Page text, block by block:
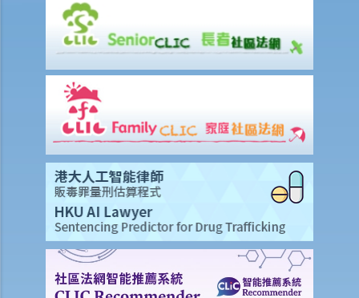
10. 进入或逗留在会议厅范围的人的罪行（《立法会（权力及特权）条
例》第20条）
11. 公众滋扰
12. 游荡（第200章《刑事罪行条例》第160条）
13. 刑事藐视法庭
14. 煽动意图（《维护国家安全条例》第24条）
B. 涉及攻击性武器及禁制物品的罪行
1. 在公众地方管有攻击性武器（《公安条例》第33条）
2. 有所意图管有攻击性武器等（《简易程序治罪条例》第17条）
3. 制造或管有炸药（《刑事罪行条例》第55条）
4. 炸弹吓诈行为（《公安条例》第28条）
5. 使用蒙面物品以阻止识辨身分（《禁止蒙面规例》第3条）
6. 没有除去蒙面物品（《禁止蒙面规例》第5条）